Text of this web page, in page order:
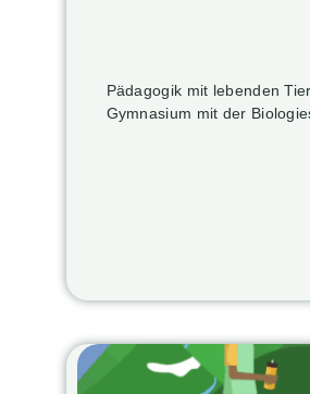
Pädagogik mit lebenden
Gymnasium mit der